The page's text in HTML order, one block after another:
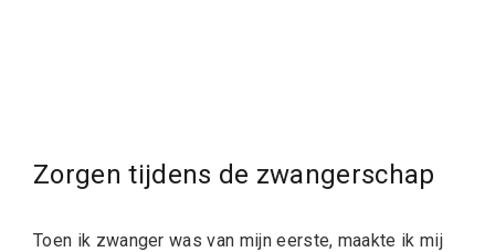
Zorgen tijdens de zwangerschap
Toen ik zwanger was van mijn eerste, maakte ik mij